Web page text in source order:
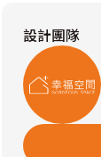
設計團隊